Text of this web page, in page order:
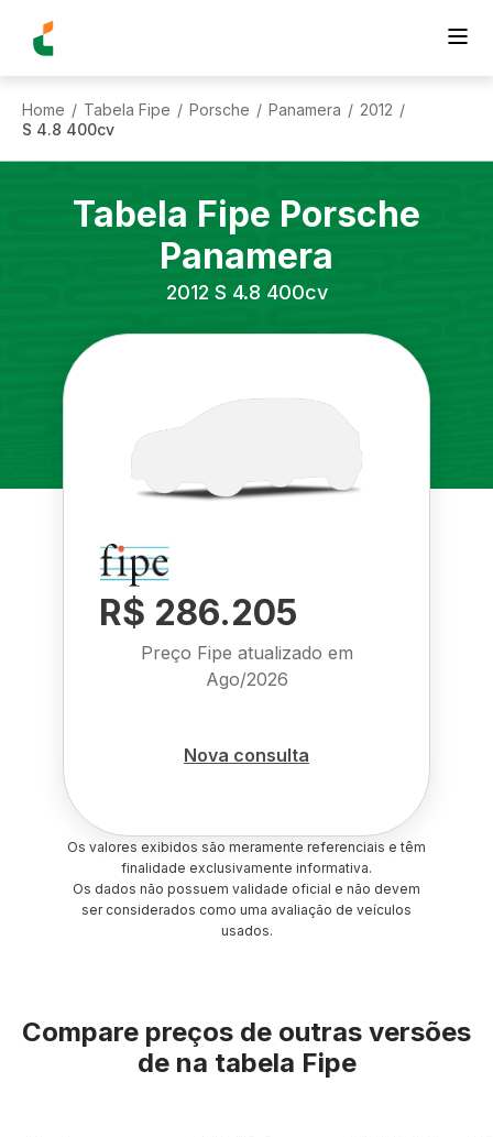
Home / Tabela Fipe / Porsche / Panamera / 2012 /
S 4.8 400cv
Tabela Fipe Porsche
Panamera
2012 S 4.8 400cv
R$ 286.205
Preço Fipe atualizado em
Ago/2026
Nova consulta
Os valores exibidos são meramente referenciais e têm
finalidade exclusivamente informativa.
Os dados não possuem validade oficial e não devem
ser considerados como uma avaliação de veículos
usados.
Compare preços de outras versões
de na tabela Fipe